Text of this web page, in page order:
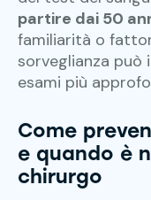
partire dai 50
familiarità o
sorveglianza può
esami più
Come
e quando è
chirurgo